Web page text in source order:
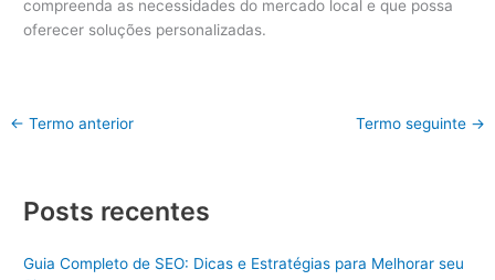
compreenda as necessidades do mercado local e que possa
oferecer soluções personalizadas.
← Termo anterior Termo seguinte →
Posts recentes
Guia Completo de SEO: Dicas e Estratégias para Melhorar seu